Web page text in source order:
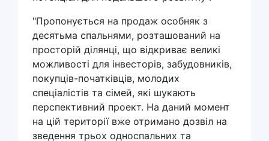
"Пропонується на продаж особняк з
десятьма спальнями, розташований на
просторій ділянці, що відкриває великі
можливості для інвесторів, забудовників,
покупців-початківців, молодих
спеціалістів та сімей, які шукають
перспективний проект. На даний момент
на цій території вже отримано дозвіл на
зведення трьох односпальних та